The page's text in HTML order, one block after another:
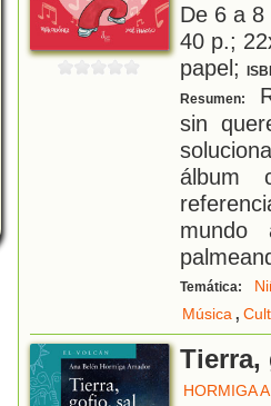
De 6 a
40 p.;
papel;
Resumen:
sin
álbum
mundo
Temática:
Música,
Tierra,
HORMIGA